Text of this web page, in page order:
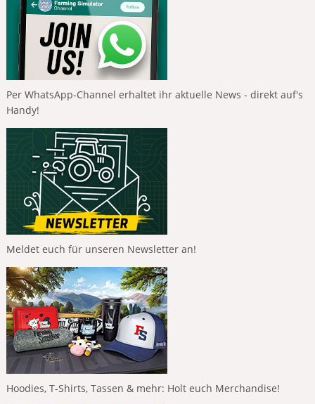
Per WhatsApp-Channel erhaltet ihr aktuelle News - direkt auf's
Handy!
Meldet euch für unseren Newsletter an!
Hoodies, T-Shirts, Tassen & mehr: Holt euch Merchandise!